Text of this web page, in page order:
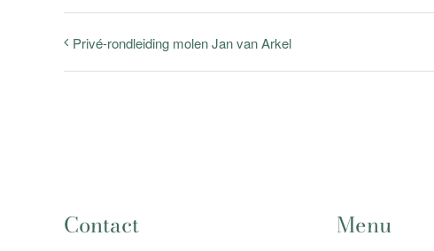
Privé-rondleiding molen Jan van Arkel
Contact Menu